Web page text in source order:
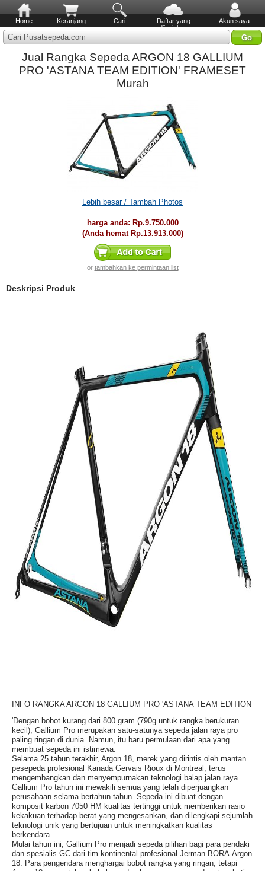
Home Keranjang Cari
Daftar yang
diinginkan
Akun saya
Cari Pusatsepeda.com
Jual Rangka Sepeda ARGON 18 GALLIUM
PRO 'ASTANA TEAM EDITION' FRAMESET
Murah
Lebih besar / Tambah Photos
harga anda: Rp.9.750.000
(Anda hemat Rp.13.913.000)
or tambahkan ke permintaan list
Deskripsi Produk
INFO RANGKA ARGON 18 GALLIUM PRO 'ASTANA TEAM EDITION
'Dengan bobot kurang dari 800 gram (790g untuk rangka berukuran
kecil), Gallium Pro merupakan satu-satunya sepeda jalan raya pro
paling ringan di dunia. Namun, itu baru permulaan dari apa yang
membuat sepeda ini istimewa.
Selama 25 tahun terakhir, Argon 18, merek yang dirintis oleh mantan
pesepeda profesional Kanada Gervais Rioux di Montreal, terus
mengembangkan dan menyempurnakan teknologi balap jalan raya.
Gallium Pro tahun ini mewakili semua yang telah diperjuangkan
perusahaan selama bertahun-tahun. Sepeda ini dibuat dengan
komposit karbon 7050 HM kualitas tertinggi untuk memberikan rasio
kekakuan terhadap berat yang mengesankan, dan dilengkapi sejumlah
teknologi unik yang bertujuan untuk meningkatkan kualitas
berkendara.
Mulai tahun ini, Gallium Pro menjadi sepeda pilihan bagi para pendaki
dan spesialis GC dari tim kontinental profesional Jerman BORA-Argon
18. Para pengendara menghargai bobot rangka yang ringan, tetapi